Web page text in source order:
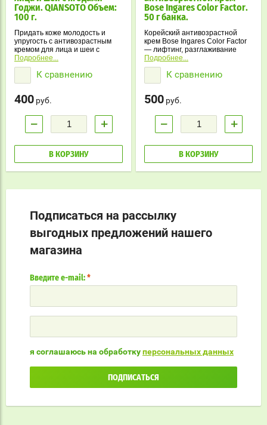
Годжи. QIANSOTO Объем:
100 г.
Придать коже молодость и
упругость с антивозрастным
кремом для лица и шеи с
ягодами Годжи и гиалуроновой
кислотой от QIANSOTO.
Ухоженная и подтянутая кожа
без усилий!
Подробнее...
К сравнению
400 руб.
− +
В КОРЗИНУ
Bose Ingares Color Factor.
50 г банка.
Корейский антивозрастной
крем Bose Ingares Color Factor
— лифтинг, разглаживание
морщин и интенсивное
увлажнение.
Подробнее...
К сравнению
500 руб.
− +
В КОРЗИНУ
Подписаться на рассылку
выгодных предложений нашего
магазина
Введите e-mail: *
я соглашаюсь на обработкуперсональных данных
ПОДПИСАТЬСЯ